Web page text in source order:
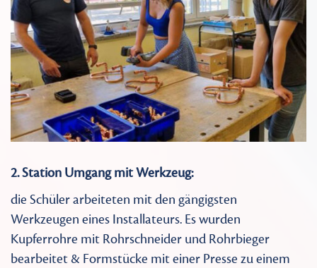
2. Station Umgang mit Werkzeug:
die Schüler arbeiteten mit den gängigsten
Werkzeugen eines Installateurs. Es wurden
Kupferrohre mit Rohrschneider und Rohrbieger
bearbeitet & Formstücke mit einer Presse zu einem